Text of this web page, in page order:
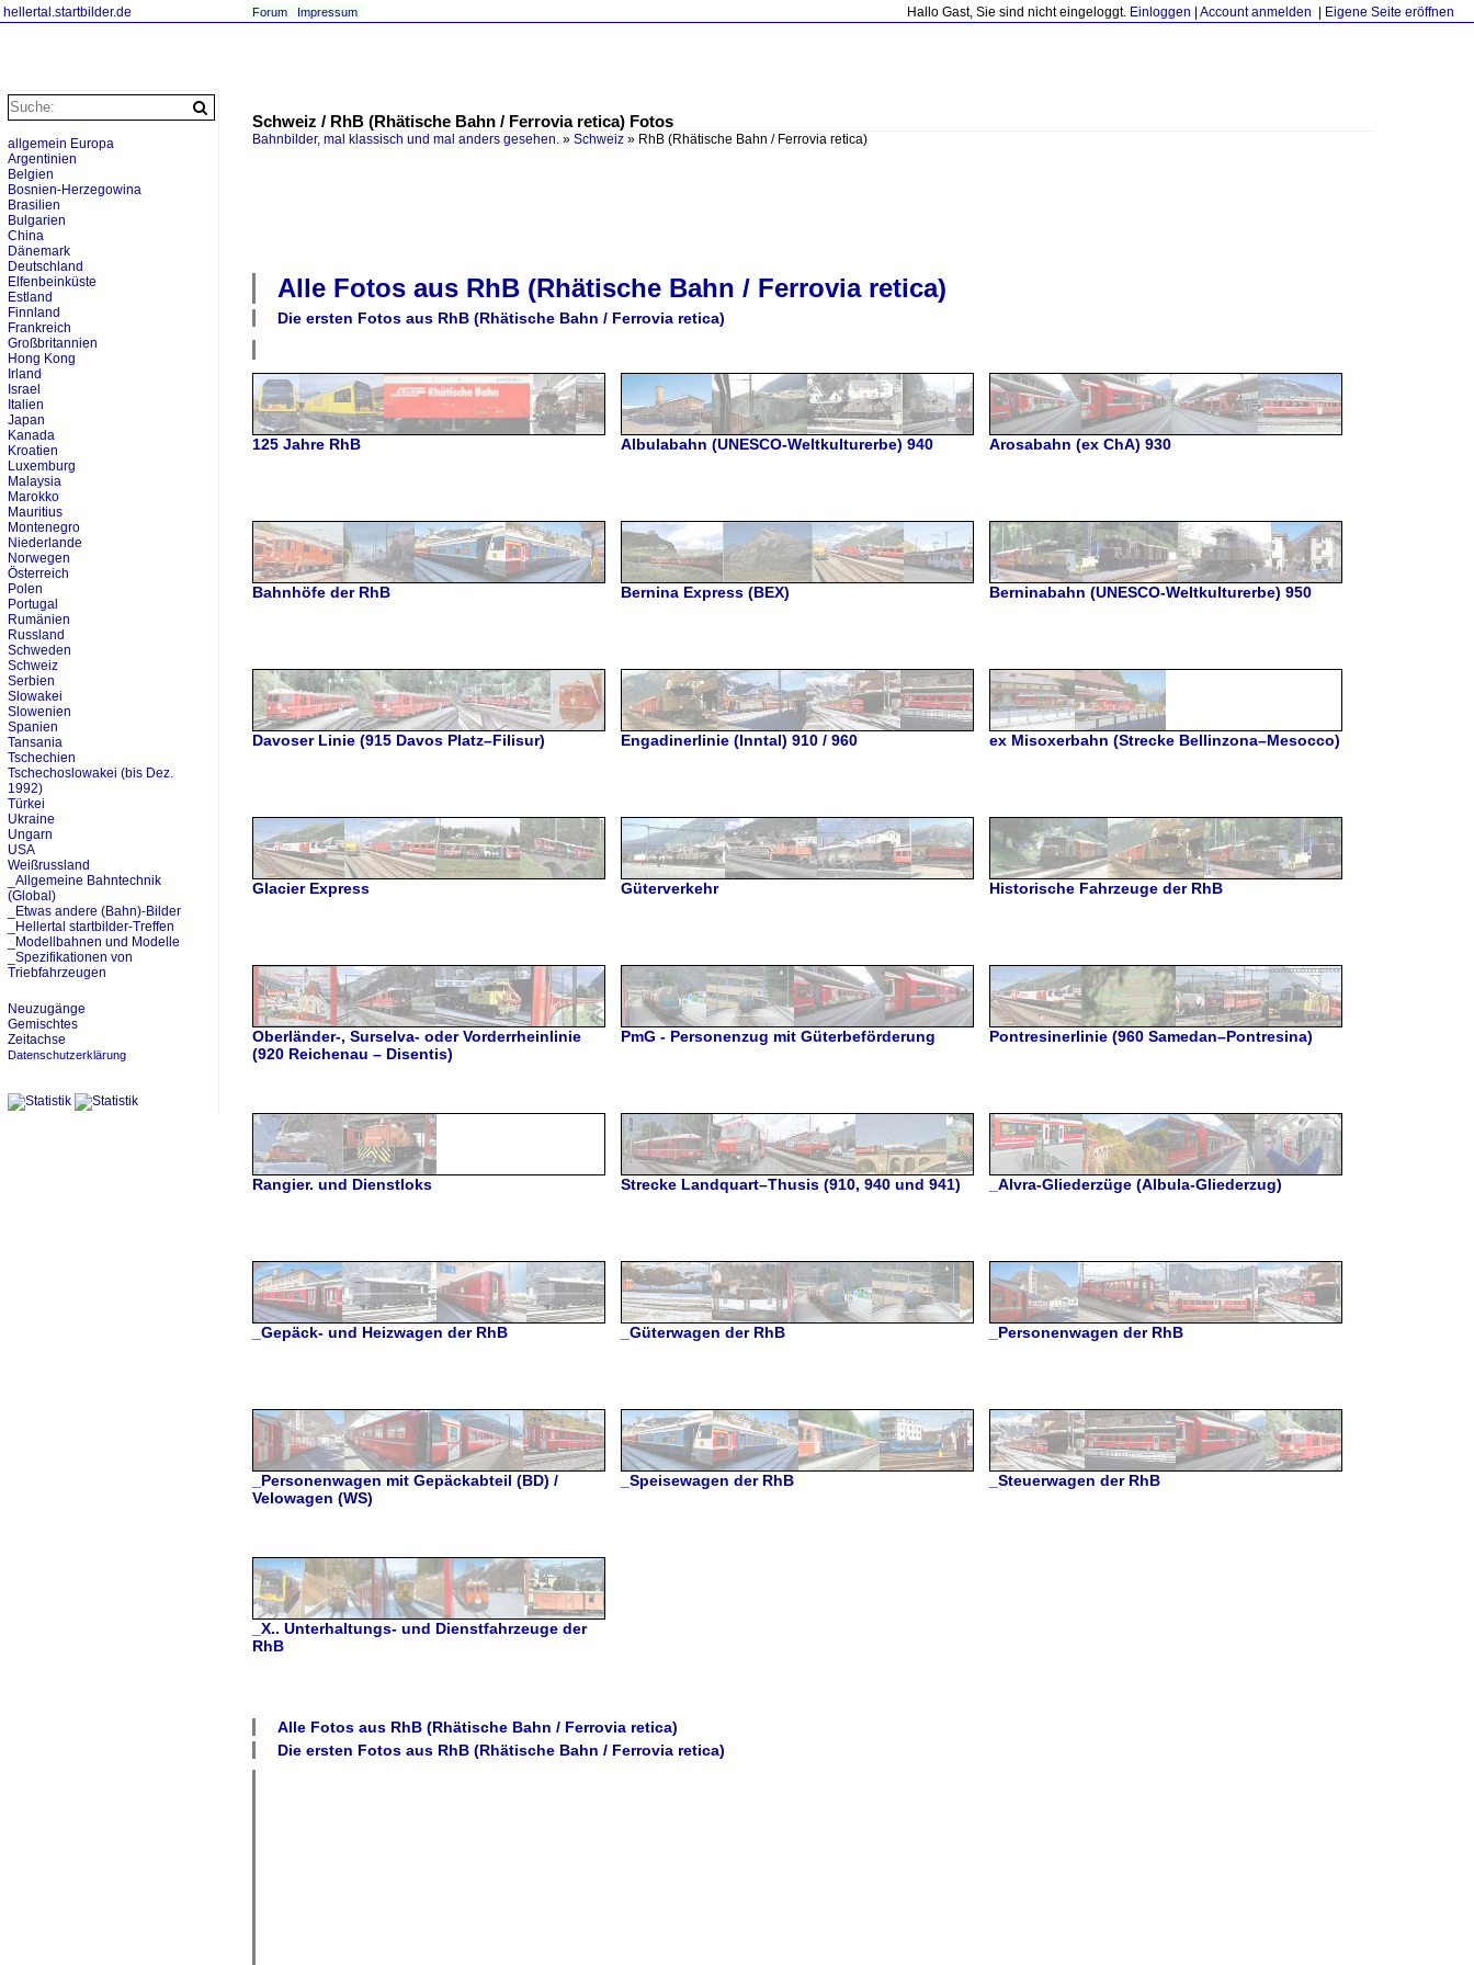
hellertal.startbilder.de Hallo Gast, Sie sind nicht eingeloggt. Einloggen Account anmelden Eigene Seite eröffnen
Forum Impressum
Schweiz / RhB (Rhätische Bahn / Ferrovia retica) Fotos
Bahnbilder, mal klassisch und mal anders gesehen. » Schweiz » RhB (Rhätische Bahn / Ferrovia retica)
Alle Fotos aus RhB (Rhätische Bahn / Ferrovia retica)
Die ersten Fotos aus RhB (Rhätische Bahn / Ferrovia retica)
125 Jahre RhB Albulabahn (UNESCO-Weltkulturerbe) 940 Arosabahn (ex ChA) 930
Bahnhöfe der RhB Bernina Express (BEX) Berninabahn (UNESCO-Weltkulturerbe) 950
Davoser Linie (915 Davos Platz–Filisur) Engadinerlinie (Inntal) 910 / 960 ex Misoxerbahn (Strecke Bellinzona–Mesocco)
Glacier Express Güterverkehr Historische Fahrzeuge der RhB
Oberländer-, Surselva- oder Vorderrheinlinie
(920 Reichenau – Disentis)
PmG - Personenzug mit Güterbeförderung Pontresinerlinie (960 Samedan–Pontresina)
Rangier. und Dienstloks Strecke Landquart–Thusis (910, 940 und 941) _Alvra-Gliederzüge (Albula-Gliederzug)
_Gepäck- und Heizwagen der RhB _Güterwagen der RhB _Personenwagen der RhB
_Personenwagen mit Gepäckabteil (BD) /
Velowagen (WS)
_Speisewagen der RhB _Steuerwagen der RhB
_X.. Unterhaltungs- und Dienstfahrzeuge der
RhB
Alle Fotos aus RhB (Rhätische Bahn / Ferrovia retica)
Die ersten Fotos aus RhB (Rhätische Bahn / Ferrovia retica)
allgemein Europa
Argentinien
Belgien
Bosnien-Herzegowina
Brasilien
Bulgarien
China
Dänemark
Deutschland
Elfenbeinküste
Estland
Finnland
Frankreich
Großbritannien
Hong Kong
Irland
Israel
Italien
Japan
Kanada
Kroatien
Luxemburg
Malaysia
Marokko
Mauritius
Montenegro
Niederlande
Norwegen
Österreich
Polen
Portugal
Rumänien
Russland
Schweden
Schweiz
Serbien
Slowakei
Slowenien
Spanien
Tansania
Tschechien
Tschechoslowakei (bis Dez.
1992)
Türkei
Ukraine
Ungarn
USA
Weißrussland
_Allgemeine Bahntechnik
(Global)
_Etwas andere (Bahn)-Bilder
_Hellertal startbilder-Treffen
_Modellbahnen und Modelle
_Spezifikationen von
Triebfahrzeugen
Neuzugänge
Gemischtes
Zeitachse
Datenschutzerklärung